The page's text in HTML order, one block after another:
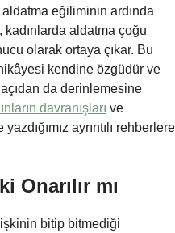
eğiliminin ardında
kadınlarda aldatma çoğu
olarak ortaya çıkar. Bu
kendine özgüdür ve
da derinlemesine
davranışları ve
yazdığımız ayrıntılı rehberlere
Onarılır mı
bitip bitmediği